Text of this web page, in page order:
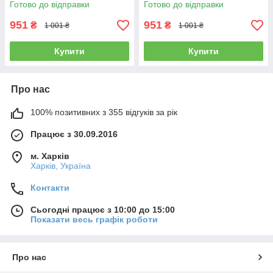
Готово до відправки
951 ₴ 1 001 ₴
Купити
Готово до відправки
951 ₴ 1 001 ₴
Купити
Про нас
100% позитивних з 355 відгуків за рік
Працює з 30.09.2016
м. Харків
Харків, Україна
Контакти
Сьогодні працює з 10:00 до 15:00
Показати весь графік роботи
Про нас